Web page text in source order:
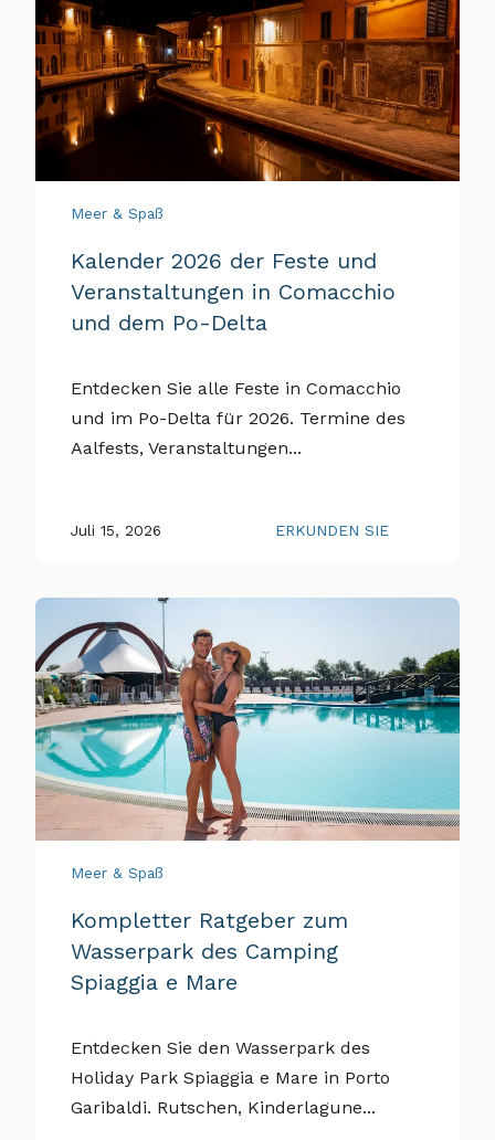
Meer & Spaß
Kalender 2026 der Feste und
Veranstaltungen in Comacchio
und dem Po-Delta
Entdecken Sie alle Feste in Comacchio
und im Po-Delta für 2026. Termine des
Aalfests, Veranstaltungen...
Juli 15, 2026 ERKUNDEN SIE
Meer & Spaß
Kompletter Ratgeber zum
Wasserpark des Camping
Spiaggia e Mare
Entdecken Sie den Wasserpark des
Holiday Park Spiaggia e Mare in Porto
Garibaldi. Rutschen, Kinderlagune...